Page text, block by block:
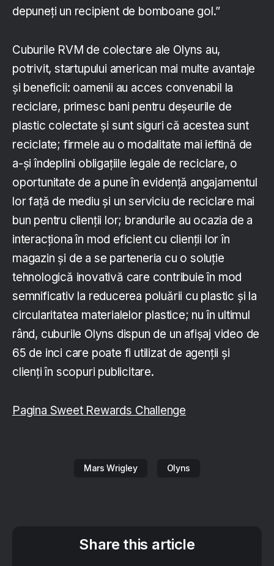
depuneți un recipient de bomboane gol.”
Cuburile RVM de colectare ale Olyns au,
potrivit, startupului american mai multe avantaje
și beneficii: oamenii au acces convenabil la
reciclare, primesc bani pentru deșeurile de
plastic colectate și sunt siguri că acestea sunt
reciclate; firmele au o modalitate mai ieftină de
a-și îndeplini obligațiile legale de reciclare, o
oportunitate de a pune în evidență angajamentul
lor față de mediu și un serviciu de reciclare mai
bun pentru clienții lor; brandurile au ocazia de a
interacționa în mod eficient cu clienții lor în
magazin și de a se parteneria cu o soluție
tehnologică inovativă care contribuie în mod
semnificativ la reducerea poluării cu plastic și la
circularitatea materialelor plastice; nu în ultimul
rând, cuburile Olyns dispun de un afișaj video de
65 de inci care poate fi utilizat de agenții și
clienți în scopuri publicitare.
Pagina Sweet Rewards Challenge
Mars Wrigley Olyns
Share this article